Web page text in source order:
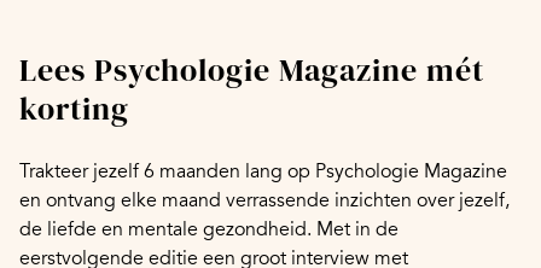
Lees Psychologie Magazine mét
korting
Trakteer jezelf 6 maanden lang op Psychologie Magazine
en ontvang elke maand verrassende inzichten over jezelf,
de liefde en mentale gezondheid. Met in de
eerstvolgende editie een groot interview met